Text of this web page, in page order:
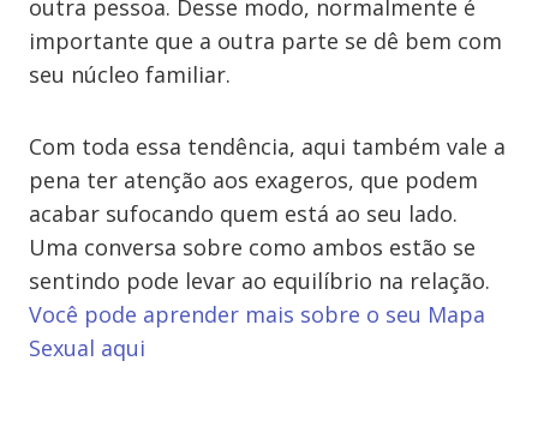
outra pessoa. Desse modo, normalmente é
importante que a outra parte se dê bem com
seu núcleo familiar.
Com toda essa tendência, aqui também vale a
pena ter atenção aos exageros, que podem
acabar sufocando quem está ao seu lado.
Uma conversa sobre como ambos estão se
sentindo pode levar ao equilíbrio na relação.
Você pode aprender mais sobre o seu Mapa
Sexual aqui